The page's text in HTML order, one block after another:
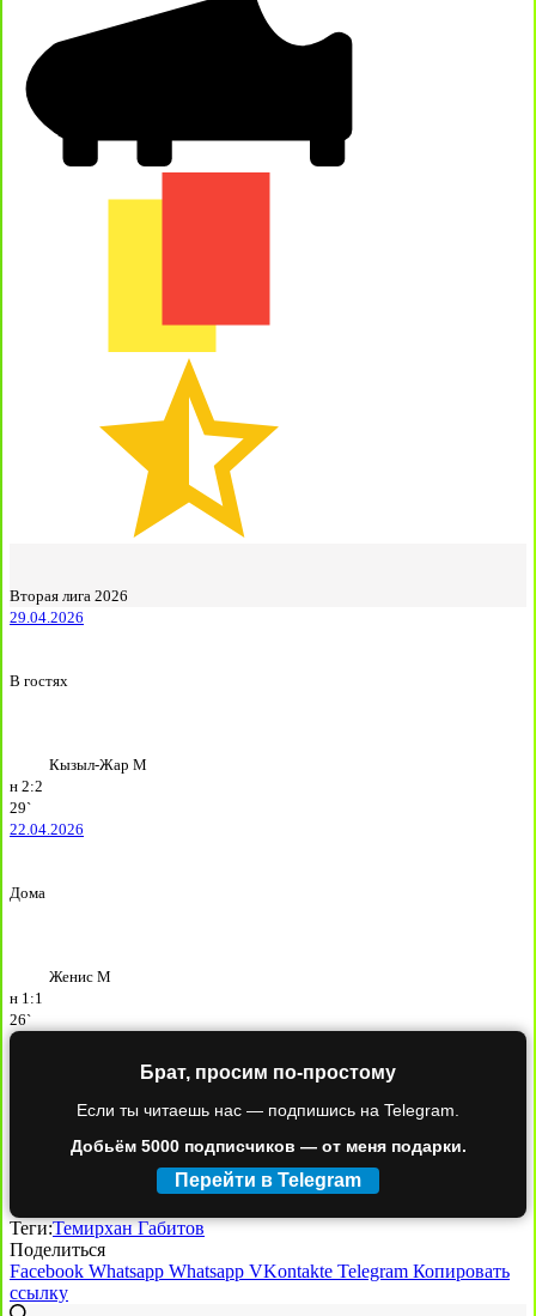
Вторая лига 2026
29.04.2026
В гостях
Кызыл-Жар М
н 2:2
29`
22.04.2026
Дома
Женис М
н 1:1
26`
Брат, просим по-простому
Если ты читаешь нас — подпишись на Telegram.
Добьём 5000 подписчиков — от меня подарки.
Перейти в Telegram
Теги:Темирхан Габитов
Поделиться
Facebook Whatsapp Whatsapp VKontakte Telegram Копировать
ссылку